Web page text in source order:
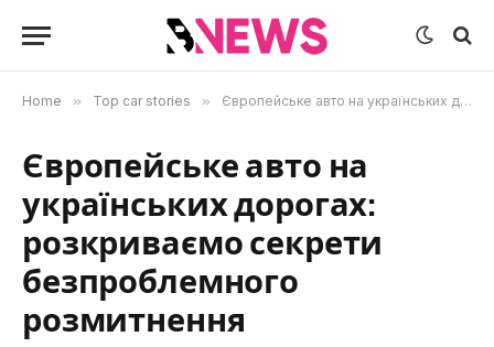
Home » Top car stories » Європейське авто на українських дорогах: розкриваємо секрети безпроблемного розмитнення
Європейське авто на
українських дорогах:
розкриваємо секрети
безпроблемного
розмитнення